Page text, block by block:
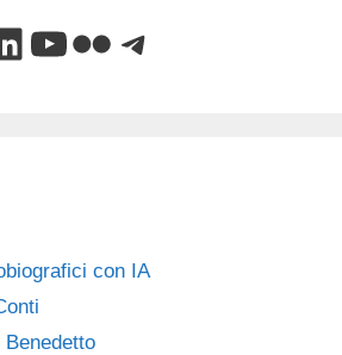
YouTube
FlickrTelegram
con IA